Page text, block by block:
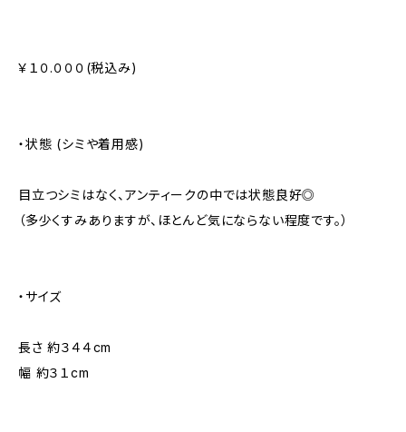
￥１０.０００(税込み)
・状態 (シミや着用感)
目立つシミはなく、アンティークの中では状態良好◎
（多少くすみありますが、ほとんど気にならない程度です。）
・サイズ
長さ 約３４４cm
幅 約３１cm